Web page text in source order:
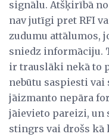
signālu. Atšķirībā
nav jutīgi pret RFI
zudumu attālumos,
sniedz informāciju.
ir trauslāki nekā to
nebūtu saspiesti vai
jāizmanto nepāra
jāievieto pareizi, un
stingrs vai drošs kā